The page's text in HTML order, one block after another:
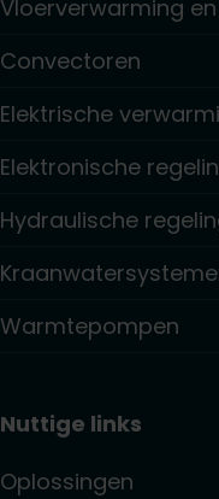
Vloerverwarming
Convectoren
Elektrische
Elektronische
Hydraulische
Warmtepompen
Nuttige links
Oplossingen